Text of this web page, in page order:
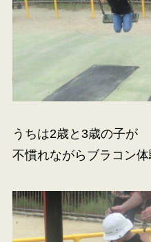
うちは2歳と3歳の子が
不慣れながらブラコン体